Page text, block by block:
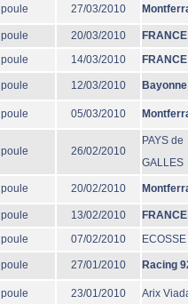
poule 27/03/2010
poule 20/03/2010
FRANCE
poule
14/03/2010 FRANCE
poule 12/03/2010 Bayonne
poule 05/03/2010
poule 26/02/2010
PAYS de
GALLES
poule 20/02/2010
poule 13/02/2010
FRANCE
poule
07/02/2010 ECOSSE
poule 27/01/2010 Racing
poule 23/01/2010 Arix